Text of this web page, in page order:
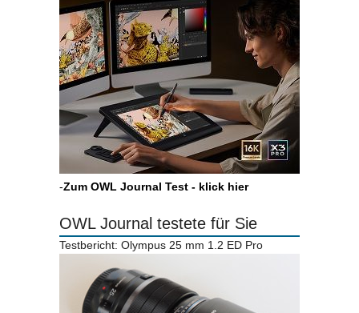
-Zum OWL Journal Test - klick hier
OWL Journal testete für Sie
Testbericht: Olympus 25 mm 1.2 ED Pro